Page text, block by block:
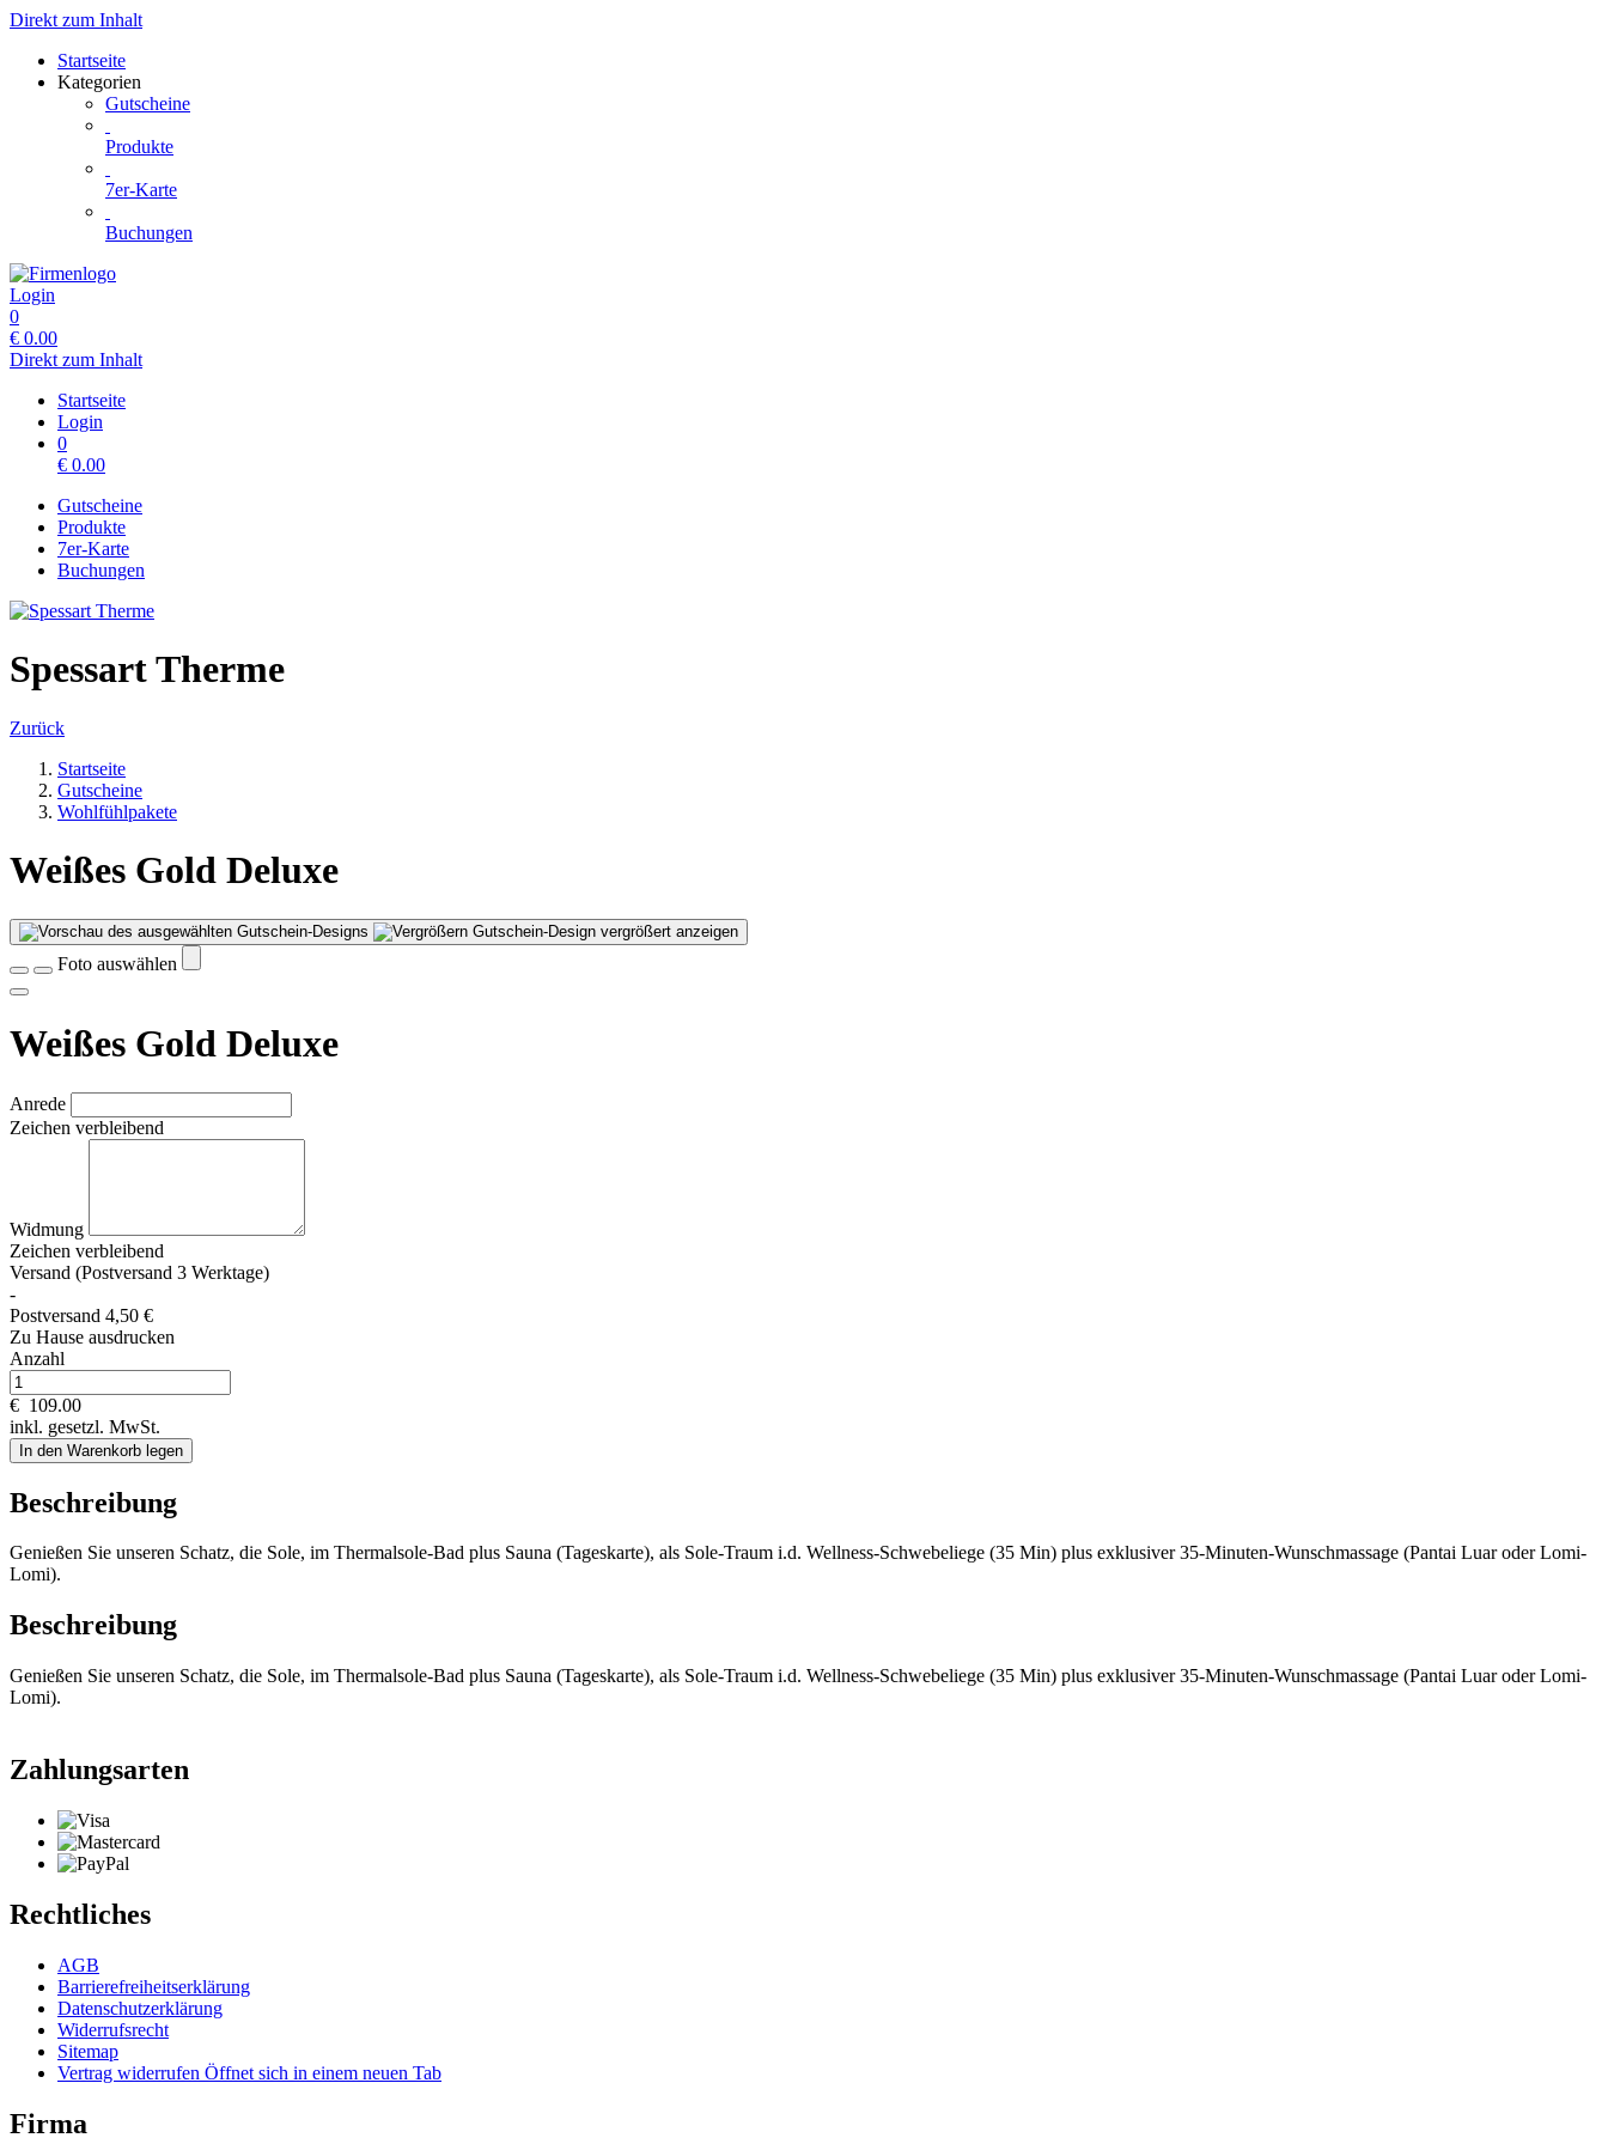
Direkt zum Inhalt
Startseite
Kategorien
Gutscheine
Produkte
7er-Karte
Buchungen
Login
0
€ 0.00
Direkt zum Inhalt
Startseite
Login
0
€ 0.00
Gutscheine
Produkte
7er-Karte
Buchungen
Spessart Therme
Zurück
Startseite
Gutscheine
Wohlfühlpakete
Weißes Gold Deluxe
Gutschein-Design vergrößert anzeigen
Foto auswählen
Weißes Gold Deluxe
Anrede
Zeichen verbleibend
Widmung
Zeichen verbleibend
Versand (Postversand 3 Werktage)
-
Postversand 4,50 €
Zu Hause ausdrucken
Anzahl
€ 109.00
inkl. gesetzl. MwSt.
In den Warenkorb legen
Beschreibung
Genießen Sie unseren Schatz, die Sole, im Thermalsole-Bad plus Sauna (Tageskarte), als Sole-Traum i.d. Wellness-Schwebeliege (35 Min) plus exklusiver 35-Minuten-Wunschmassage (Pantai Luar oder Lomi-
Lomi).
Beschreibung
Genießen Sie unseren Schatz, die Sole, im Thermalsole-Bad plus Sauna (Tageskarte), als Sole-Traum i.d. Wellness-Schwebeliege (35 Min) plus exklusiver 35-Minuten-Wunschmassage (Pantai Luar oder Lomi-
Lomi).
Zahlungsarten
Rechtliches
AGB
Barrierefreiheitserklärung
Datenschutzerklärung
Widerrufsrecht
Sitemap
Vertrag widerrufen Öffnet sich in einem neuen Tab
Firma